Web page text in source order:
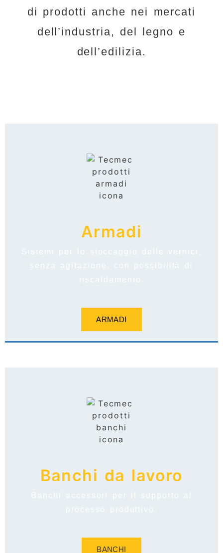
di prodotti anche nei mercati
dell’industria, del legno e
dell’edilizia.
Armadi
ARMADI
Banchi da lavoro
BANCHI